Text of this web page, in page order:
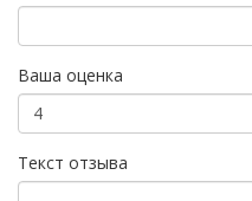
Ваша оценка
Текст отзыва